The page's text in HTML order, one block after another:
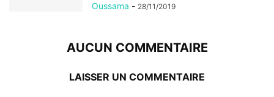
Oussama - 28/11/2019
AUCUN COMMENTAIRE
LAISSER UN COMMENTAIRE